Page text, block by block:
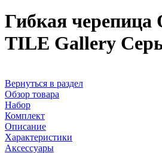
Гибкая черепица
TILE Gallery
Вернуться в раздел
Обзор товара
Набор
Комплект
Описание
Характеристики
Аксессуары